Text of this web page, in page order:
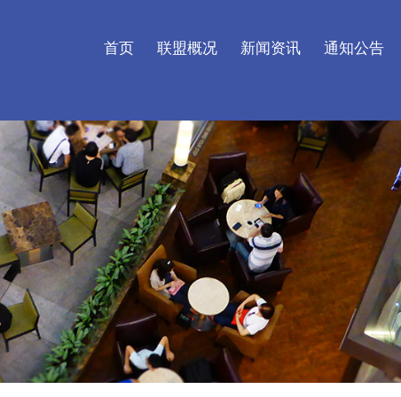
首页 联盟概况 新闻资讯 通知公告